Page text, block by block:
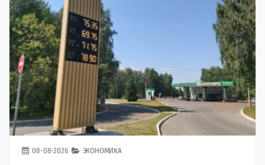
08-08-2026 ЭКОНОМИКА